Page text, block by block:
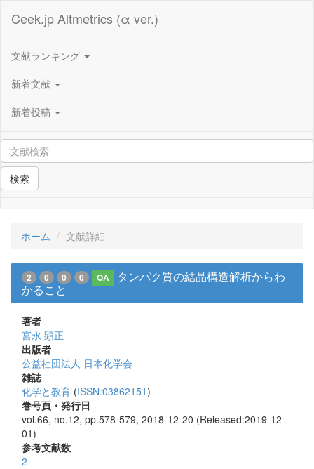
Ceek.jp Altmetrics (α ver.)
文献ランキング
新着文献
新着投稿
検索
ホーム 文献詳細
2 0 0 0 OA
タンパク質の結晶構造解析からわ
かること
著者
宮永 顕正
出版者
公益社団法人 日本化学会
雑誌
化学と教育 (ISSN:03862151)
巻号頁・発行日
vol.66, no.12, pp.578-579, 2018-12-20 (Released:2019-12-
01)
参考文献数
2